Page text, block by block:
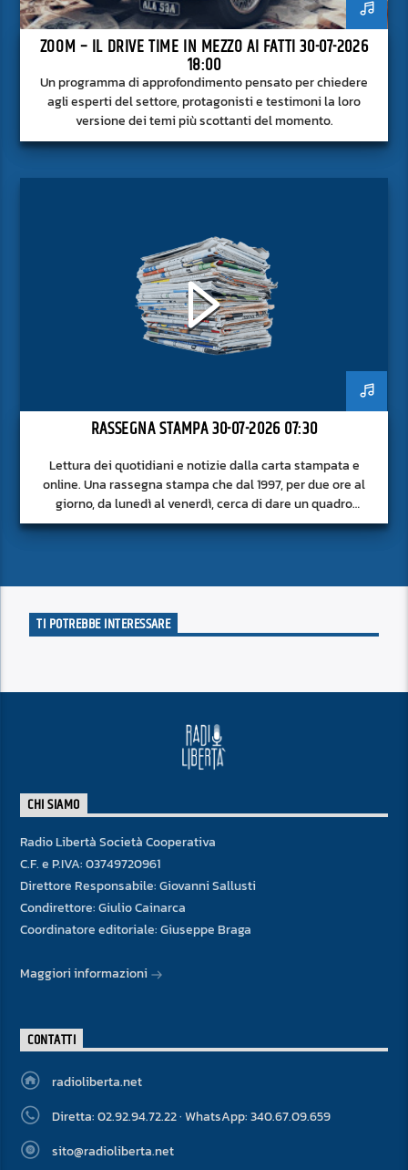
ZOOM – IL DRIVE TIME IN MEZZO AI FATTI 30-07-2026
18:00
Un programma di approfondimento pensato per chiedere
agli esperti del settore, protagonisti e testimoni la loro
versione dei temi più scottanti del momento.
RASSEGNA STAMPA 30-07-2026 07:30
Lettura dei quotidiani e notizie dalla carta stampata e
online. Una rassegna stampa che dal 1997, per due ore al
giorno, da lunedì al venerdì, cerca di dare un quadro
approfondito delle notizie del giorno, senza fermarsi alla
TI POTREBBE INTERESSARE
CHI SIAMO
Radio Libertà Società Cooperativa
C.F. e P.IVA: 03749720961
Direttore Responsabile: Giovanni Sallusti
Condirettore: Giulio Cainarca
Coordinatore editoriale: Giuseppe Braga
Maggiori informazioni
CONTATTI
radioliberta.net
Diretta: 02.92.94.72.22 · WhatsApp: 340.67.09.659
sito@radioliberta.net